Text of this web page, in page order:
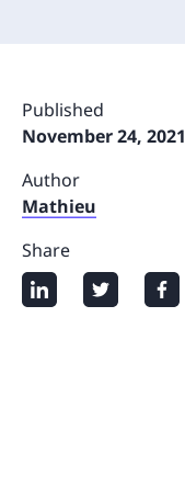
Published
November 24, 2021
Author
Mathieu
Share